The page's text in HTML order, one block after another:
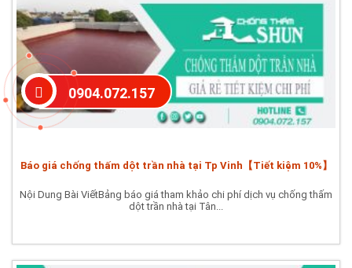
Báo giá chống thấm dột trần nhà tại Tp Vinh【Tiết kiệm 10%】
Nội Dung Bài ViếtBảng báo giá tham khảo chi phí dịch vụ chống thấm
dột trần nhà tại Tân...
0904.072.157